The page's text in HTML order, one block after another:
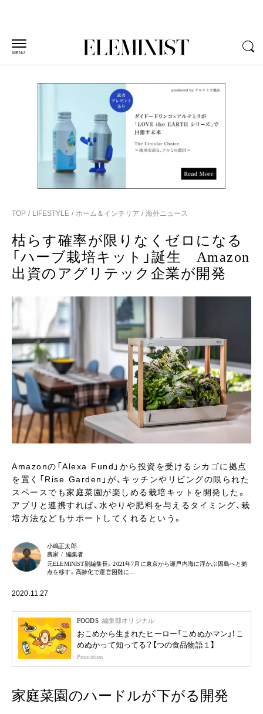
MENU
TOP LIFESTYLE ホーム＆インテリア 海外ニュース
枯らす確率が限りなくゼロになる
「ハーブ栽培キット」誕生 Amazon
出資のアグリテック企業が開発
Amazonの「Alexa Fund」から投資を受けるシカゴに拠点
を置く「Rise Garden」が、キッチンやリビングの限られた
スペースでも家庭菜園が楽しめる栽培キットを開発した。
アプリと連携すれば、水やりや肥料を与えるタイミング、栽
培方法などもサポートしてくれるという。
小嶋正太郎
農家 / 編集者
元ELEMINIST副編集長。2021年7月に東京から瀬戸内海に浮かぶ因島へと拠
点を移す。高齢化で運営困難に…
2020.11.27
FOODS 編集部オリジナル
おこめから生まれたヒーロー「こめぬかマン」！こ
めぬかって知ってる？【つの食品物語１】
Promotion
家庭菜園のハードルが下がる開発